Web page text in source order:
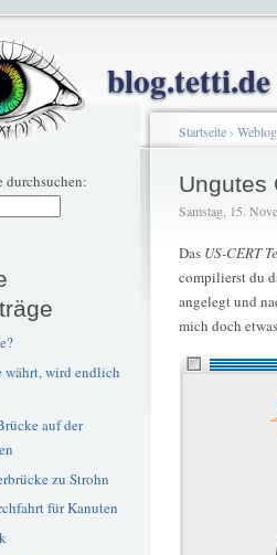
blog.tetti.de
durchsuchen:
währt, wird endlich
auf der
zu Strohn
für Kanuten
Startseite› Weblog
Ungutes
Samstag, 15.
Das US-CERT
compilierst du
angelegt und
mich doch